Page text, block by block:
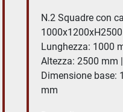
N.2 Squadre con
Lunghezza: 1000
Altezza: 2500 mm |
Dimensione base:
mm